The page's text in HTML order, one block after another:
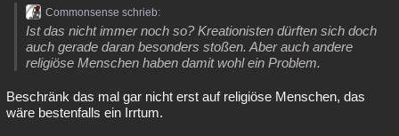
Commonsense schrieb:
Ist das nicht immer noch so? Kreationisten dürften sich doch
auch gerade daran besonders stoßen. Aber auch andere
religiöse Menschen haben damit wohl ein Problem.
Beschränk das mal gar nicht erst auf religiöse Menschen, das
wäre bestenfalls ein Irrtum.